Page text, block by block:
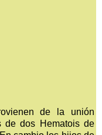
de la unión
de dos Hematois de